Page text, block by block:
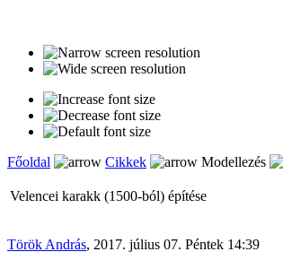
Főoldal Cikkek Modellezés
Velencei karakk (1500-ból) építése
Török András, 2017. július 07. Péntek 14:39